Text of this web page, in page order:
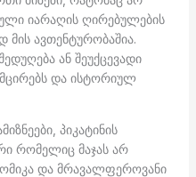
იარაღის ღირებულების
მის ავთენტურობაშია.
ან შეუქცევადი
და ისტორიულ
პიკატინის
რომელიც მაჯას არ
და მრავალფეროვანი